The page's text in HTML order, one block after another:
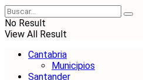
No Result
View All Result
Cantabria
Municipios
Santander